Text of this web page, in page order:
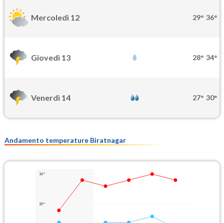
Mercoledì 12 29° 36°
Giovedì 13 28° 34°
Venerdì 14 27° 30°
Andamento temperature Biratnagar
34°
29°